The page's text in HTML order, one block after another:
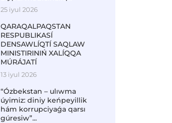
25 iyul 2026
QARAQALPAQSTAN
RESPUBLIKASÍ
DENSAWLÍQTÍ SAQLAW
MINISTIRINIŃ XALÍQQA
MÚRÁJATÍ
13 iyul 2026
“Ózbekstan – ulıwma
úyimiz: diniy keńpeyillik
hám korrupciyaǵa qarsı
gúresiw”...